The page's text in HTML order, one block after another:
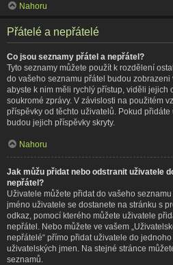
Nahoru
Přátelé a nepřátelé
Co jsou seznamy přátel a nepřátel?
Tyto seznamy můžete použít k rozdělení
do vašeho seznamu přátel budou zobrazeni
abyste k nim měli rychlý přístup, viděli jejich
soukromé zprávy. V závislosti na použitém
příspěvky od těchto uživatelů. Pokud
budou jejich příspěvky skryty.
Nahoru
Jak můžu přidat nebo odstranit uživatele
nepřátel?
Uživatele můžete přidat do vašeho
jméno uživatele se dostanete na stránku s
odkaz, pomocí kterého můžete uživatele
nepřátel. Nebo můžete ve vašem
nepřátelé“ přímo přidat uživatele do
uživatelských jmen. Na stejné stránce
seznamů.